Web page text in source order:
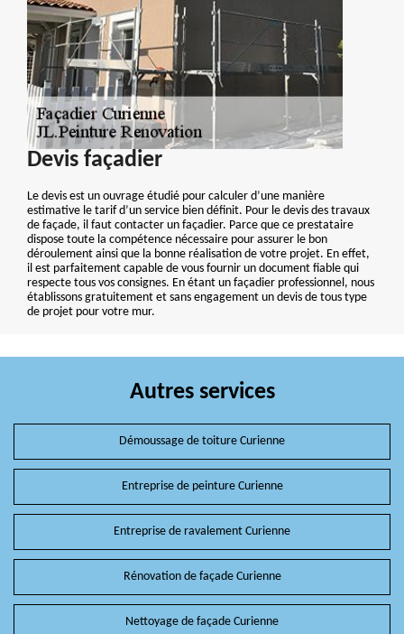
Devis façadier
Le devis est un ouvrage étudié pour calculer d’une manière
estimative le tarif d’un service bien définit. Pour le devis des travaux
de façade, il faut contacter un façadier. Parce que ce prestataire
dispose toute la compétence nécessaire pour assurer le bon
déroulement ainsi que la bonne réalisation de votre projet. En effet,
il est parfaitement capable de vous fournir un document fiable qui
respecte tous vos consignes. En étant un façadier professionnel, nous
établissons gratuitement et sans engagement un devis de tous type
de projet pour votre mur.
Autres services
Démoussage de toiture Curienne
Entreprise de peinture Curienne
Entreprise de ravalement Curienne
Rénovation de façade Curienne
Nettoyage de façade Curienne